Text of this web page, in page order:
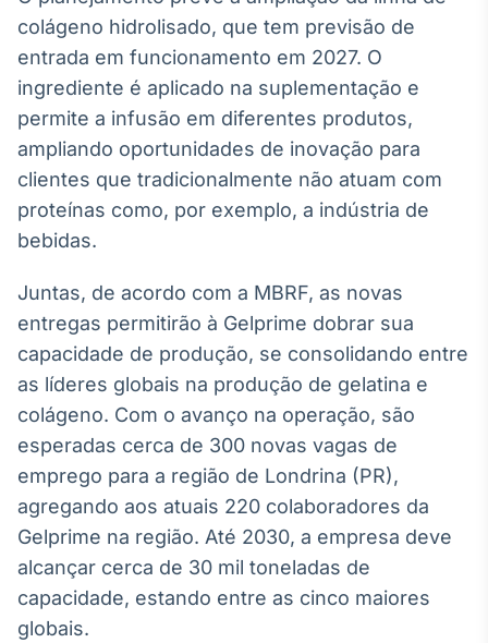
Broadcast
Datafeed
APIs para
integração de
conteúdos e
dados
Broadcast
Cotações e
Broadcast
Widgets
Componentes
funcionalidades
Broadcast
Conteúdos e
dados para
displays e telas
colágeno hidrolisado, que tem previsão de
entrada em funcionamento em 2027. O
ingrediente é aplicado na suplementação e
permite a infusão em diferentes produtos,
ampliando oportunidades de inovação para
clientes que tradicionalmente não atuam com
proteínas como, por exemplo, a indústria de
bebidas.
Juntas, de acordo com a MBRF, as novas
entregas permitirão à Gelprime dobrar sua
capacidade de produção, se consolidando entre
as líderes globais na produção de gelatina e
colágeno. Com o avanço na operação, são
esperadas cerca de 300 novas vagas de
emprego para a região de Londrina (PR),
agregando aos atuais 220 colaboradores da
Gelprime na região. Até 2030, a empresa deve
alcançar cerca de 30 mil toneladas de
capacidade, estando entre as cinco maiores
globais.